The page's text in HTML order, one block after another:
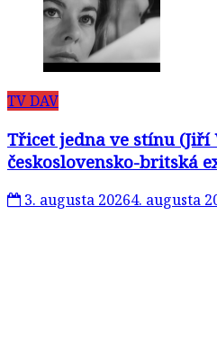
TV DAV
Třicet jedna ve stínu (Jiří
československo-britská
3. augusta 20264. augusta